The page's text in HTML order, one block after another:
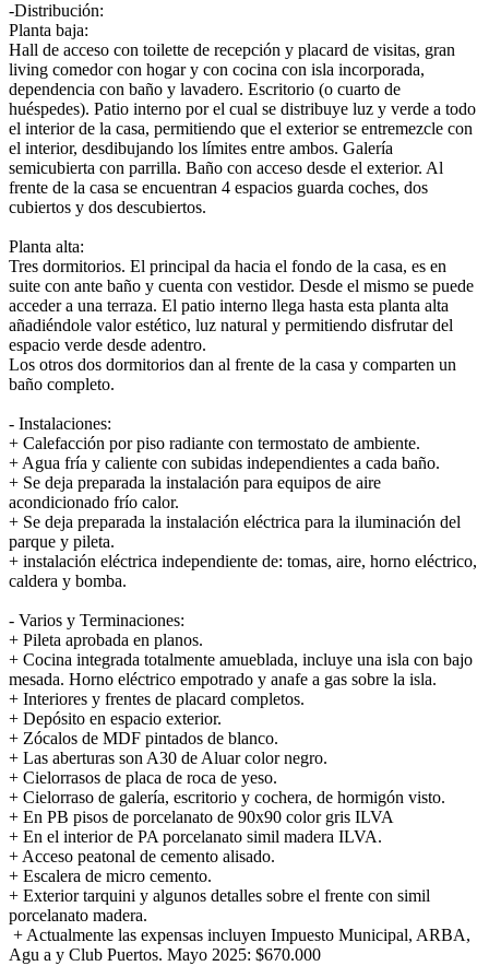
-Distribución:
Planta baja:
Hall de acceso con toilette de recepción y placard de visitas, gran
living comedor con hogar y con cocina con isla incorporada,
dependencia con baño y lavadero. Escritorio (o cuarto de
huéspedes). Patio interno por el cual se distribuye luz y verde a todo
el interior de la casa, permitiendo que el exterior se entremezcle con
el interior, desdibujando los límites entre ambos. Galería
semicubierta con parrilla. Baño con acceso desde el exterior. Al
frente de la casa se encuentran 4 espacios guarda coches, dos
cubiertos y dos descubiertos.
Planta alta:
Tres dormitorios. El principal da hacia el fondo de la casa, es en
suite con ante baño y cuenta con vestidor. Desde el mismo se puede
acceder a una terraza. El patio interno llega hasta esta planta alta
añadiéndole valor estético, luz natural y permitiendo disfrutar del
espacio verde desde adentro.
Los otros dos dormitorios dan al frente de la casa y comparten un
baño completo.
- Instalaciones:
+ Calefacción por piso radiante con termostato de ambiente.
+ Agua fría y caliente con subidas independientes a cada baño.
+ Se deja preparada la instalación para equipos de aire
acondicionado frío calor.
+ Se deja preparada la instalación eléctrica para la iluminación del
parque y pileta.
+ instalación eléctrica independiente de: tomas, aire, horno eléctrico,
caldera y bomba.
- Varios y Terminaciones:
+ Pileta aprobada en planos.
+ Cocina integrada totalmente amueblada, incluye una isla con bajo
mesada. Horno eléctrico empotrado y anafe a gas sobre la isla.
+ Interiores y frentes de placard completos.
+ Depósito en espacio exterior.
+ Zócalos de MDF pintados de blanco.
+ Las aberturas son A30 de Aluar color negro.
+ Cielorrasos de placa de roca de yeso.
+ Cielorraso de galería, escritorio y cochera, de hormigón visto.
+ En PB pisos de porcelanato de 90x90 color gris ILVA
+ En el interior de PA porcelanato simil madera ILVA.
+ Acceso peatonal de cemento alisado.
+ Escalera de micro cemento.
+ Exterior tarquini y algunos detalles sobre el frente con simil
porcelanato madera.
+ Actualmente las expensas incluyen Impuesto Municipal, ARBA,
Agu a y Club Puertos. Mayo 2025: $670.000